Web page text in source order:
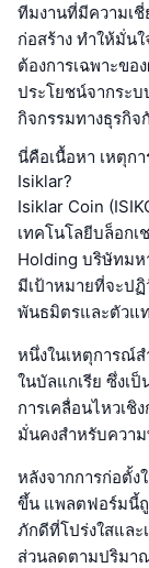
ทีมงานที่มีความเ
ก่อสร้าง ทำให้มั่น
ต้องการเฉพาะข
ประโยชน์จากระ
กิจกรรมทางธุรกิ
นี่คือเนื้อหา เหตุก
Isiklar?
Isiklar Coin
เทคโนโลยีบล็อก
Holding บริษัทมห
มีเป้าหมายที่จะป
พันธมิตรและตัวแ
หนึ่งในเหตุการณ์
ในบัลแกเรีย ซึ่งเ
การเคลื่อนไหวเชิ
มั่นคงสำหรับควา
หลังจากการก่อตั้ง
ขึ้น แพลตฟอร์มนี้
ภักดีที่โปร่งใสแล
ส่วนลดตามปริมา